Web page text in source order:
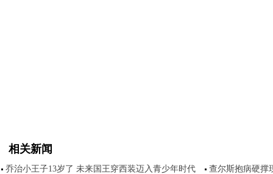
相关新闻
乔治小王子13岁了 未来国王穿西装迈入青少年时代
查尔斯抱病硬撑